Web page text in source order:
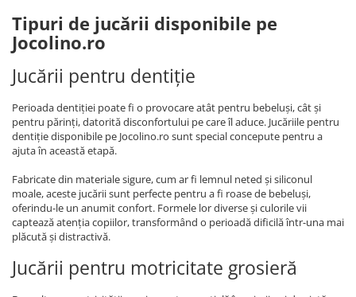
Tipuri de jucării disponibile pe
Jocolino.ro
Jucării pentru dentiție
Perioada dentiției poate fi o provocare atât pentru bebeluși, cât și
pentru părinți, datorită disconfortului pe care îl aduce. Jucăriile pentru
dentiție disponibile pe Jocolino.ro sunt special concepute pentru a
ajuta în această etapă.
Fabricate din materiale sigure, cum ar fi lemnul neted și siliconul
moale, aceste jucării sunt perfecte pentru a fi roase de bebeluși,
oferindu-le un anumit confort. Formele lor diverse și culorile vii
captează atenția copiilor, transformând o perioadă dificilă într-una mai
plăcută și distractivă.
Jucării pentru motricitate grosieră